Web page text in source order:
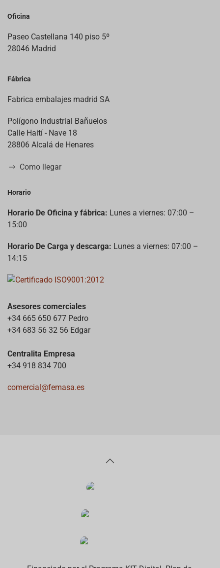
Oficina
Paseo Castellana 140 piso 5º
28046 Madrid
Fábrica
Fabrica embalajes madrid SA
Polígono Industrial Bañuelos
Calle Haití - Nave 18
28806 Alcalá de Henares
Como llegar
Horario
Horario De Oficina y fábrica: Lunes a viernes: 07:00 –
15:00
Horario De Carga y descarga: Lunes a viernes: 07:00 –
14:15
Asesores comerciales
+34 665 650 677 Pedro
+34 683 56 32 56 Edgar
Centralita Empresa
+34 918 834 700
comercial@femasa.es